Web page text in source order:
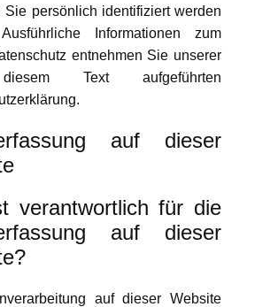
Sie persönlich identifiziert werden
Informationen zum
entnehmen Sie unserer
Text aufgeführten
auf dieser
verantwortlich für die
auf dieser
auf dieser Website